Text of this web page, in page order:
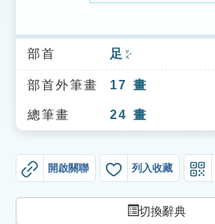
索引選單
知識索引
單字索引
部首 足 ㄗㄨˊ
部首外筆畫 17 畫
總筆畫 24 畫
開啟關聯 列入收藏
切換辭典